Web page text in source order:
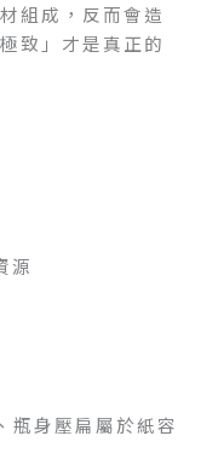
組成，反而會造
致」才是真正的
源
瓶身壓扁屬於紙容